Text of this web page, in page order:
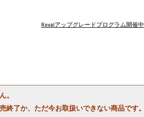
Rovalアップグレードプログラム開催中
。
終了か、ただ今お取扱いできない商品です。